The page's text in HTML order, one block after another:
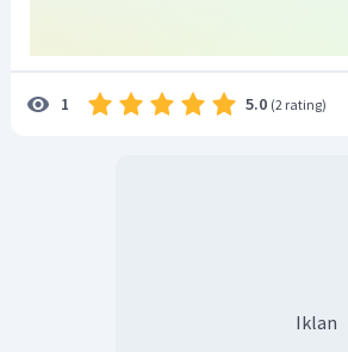
1 5.0 (2 rating)
Iklan